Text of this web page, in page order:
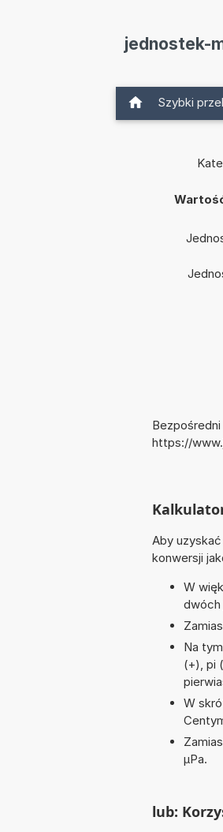
jednostek-
Szybki
https://
Aby
konwersji
W
dwóch
Na
(+), pi
W
µPa.
lub: